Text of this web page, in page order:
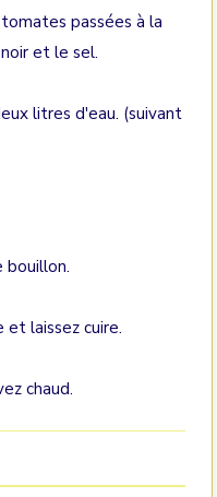
passées à la
et le sel.
litres d'eau. (suivant
bouillon.
et laissez cuire.
chaud.